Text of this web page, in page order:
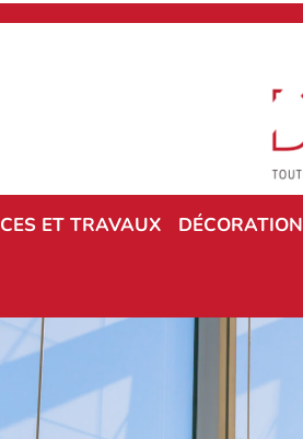
ET TRAVAUX DÉCORATION